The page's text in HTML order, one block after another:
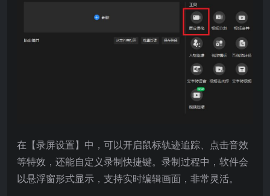
在【录屏设置】中，可以开启鼠标轨迹追踪、点击音效
等特效，还能自定义录制快捷键。录制过程中，软件会
以悬浮窗形式显示，支持实时编辑画面，非常灵活。